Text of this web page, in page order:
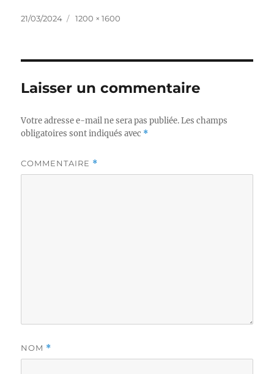
Publié
21/03/2024
Taille
1200 × 1600
Laisser un commentaire
Votre adresse e-mail ne sera pas publiée. Les champs
obligatoires sont indiqués avec *
COMMENTAIRE *
NOM *